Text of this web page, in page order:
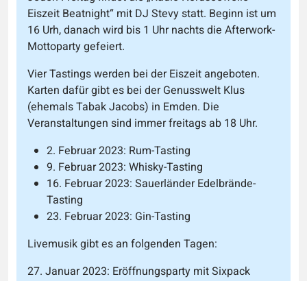
Eiszeit Beatnight“ mit DJ Stevy statt. Beginn ist um
16 Urh, danach wird bis 1 Uhr nachts die Afterwork-
Mottoparty gefeiert.
Vier Tastings werden bei der Eiszeit angeboten.
Karten dafür gibt es bei der Genusswelt Klus
(ehemals Tabak Jacobs) in Emden. Die
Veranstaltungen sind immer freitags ab 18 Uhr.
2. Februar 2023: Rum-Tasting
9. Februar 2023: Whisky-Tasting
16. Februar 2023: Sauerländer Edelbrände-
Tasting
23. Februar 2023: Gin-Tasting
Livemusik gibt es an folgenden Tagen:
27. Januar 2023: Eröffnungsparty mit Sixpack